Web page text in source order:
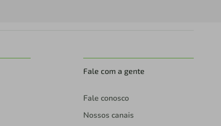
Fale com a gente
Fale conosco
Nossos canais